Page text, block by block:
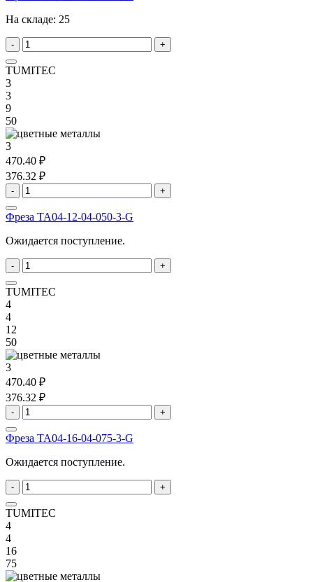
На складе: 25
- +
TUMITEC
3
3
9
50
3
470.40 ₽
376.32 ₽
- +
Фреза TA04-12-04-050-3-G
Ожидается поступление.
- +
TUMITEC
4
4
12
50
3
470.40 ₽
376.32 ₽
- +
Фреза TA04-16-04-075-3-G
Ожидается поступление.
- +
TUMITEC
4
4
16
75